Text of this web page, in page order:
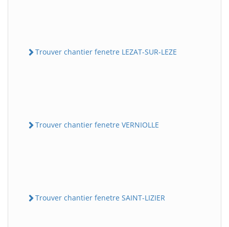
Trouver chantier fenetre LEZAT-SUR-LEZE
Trouver chantier fenetre VERNIOLLE
Trouver chantier fenetre SAINT-LIZIER